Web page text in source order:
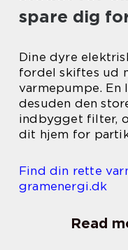
spare dig
Dine dyre
fordel skiftes ud
varmepumpe.
desuden den
indbygget filter,
dit hjem for
Find din rette
gramenergi.dk
Read